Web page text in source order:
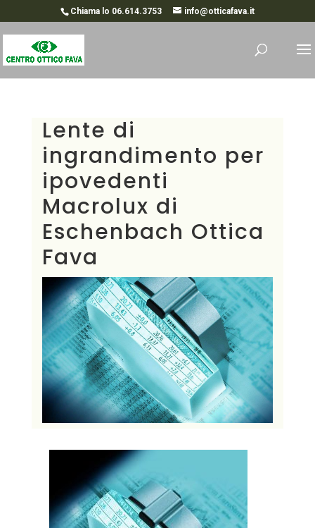
Chiama lo 06.614.3753 info@otticafava.it
Lente di
ingrandimento per
ipovedenti
Macrolux di
Eschenbach Ottica
Fava